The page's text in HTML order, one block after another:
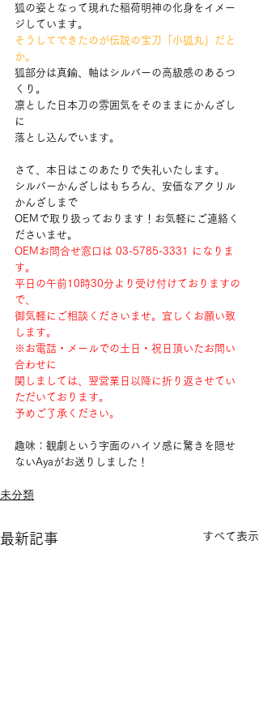
狐の姿となって現れた稲荷明神の化身をイメー
ジしています。
そうしてできたのが伝説の宝刀「小狐丸」だと
か。
狐部分は真鍮、軸はシルバーの高級感のあるつ
くり。
凛とした日本刀の雰囲気をそのままにかんざし
に
落とし込んでいます。
さて、本日はこのあたりで失礼いたします。
シルバーかんざしはもちろん、安価なアクリル
かんざしまで
OEMで取り扱っております！お気軽にご連絡く
ださいませ。
OEMお問合せ窓口は 03-5785-3331 になりま
す。
平日の午前10時30分より受け付けておりますの
で、
御気軽にご相談くださいませ。宜しくお願い致
します。
※お電話・メールでの土日・祝日頂いたお問い
合わせに
関しましては、翌営業日以降に折り返させてい
ただいております。
予めご了承ください。
趣味：観劇という字面のハイソ感に驚きを隠せ
ないAyaがお送りしました！
未分類
最新記事 すべて表示